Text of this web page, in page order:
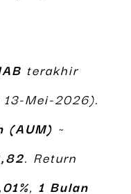
terakhir
Mei-2026).
(AUM) ~
. Return
, 1 Bulan